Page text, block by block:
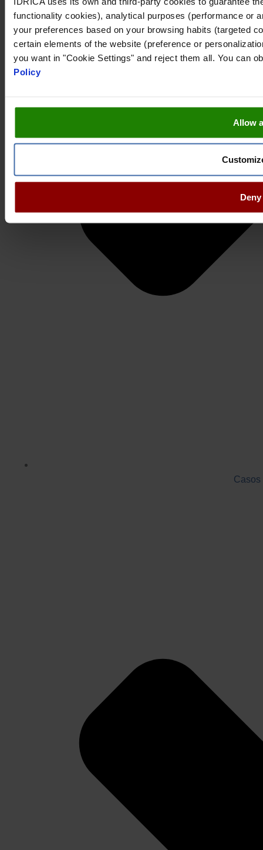
functionality cookies), analytical purposes (performance or
your preferences based on your browsing habits (targeted
certain elements of the website (preference or
you want in "Cookie Settings" and reject them all. You can
Policy
Allow
Deny
Casos